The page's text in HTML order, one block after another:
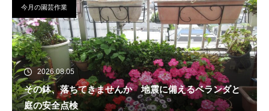
今月の園芸作業
2026.08.05
その鉢、落ちてきませんか 地震に備えるベランダと
庭の安全点検